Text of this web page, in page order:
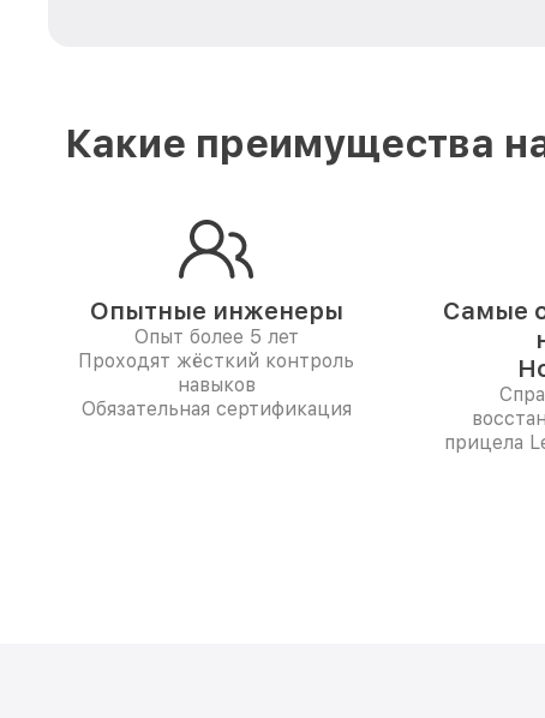
Какие преимущества
Опытные инженеры
Опыт более 5 лет
Проходят жёсткий контроль
навыков
Обязательная сертификация
Самые
прицела